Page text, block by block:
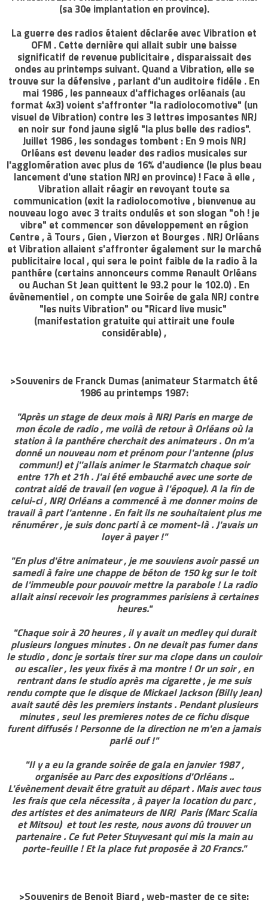
(sa 30e implantation en province).
La guerre des radios étaient déclarée avec Vibration et
OFM . Cette dernière qui allait subir une baisse
significatif de revenue publicitaire , disparaissait des
ondes au printemps suivant. Quand a Vibration, elle se
trouve sur la défensive , parlant d'un auditoire fidéle . En
mai 1986 , les panneaux d'affichages orléanais (au
format 4x3) voient s'affronter "la radiolocomotive" (un
visuel de Vibration) contre les 3 lettres imposantes NRJ
en noir sur fond jaune siglé "la plus belle des radios".
Juillet 1986 , les sondages tombent : En 9 mois NRJ
Orléans est devenu leader des radios musicales sur
l'agglomération avec plus de 16% d'audience (le plus beau
lancement d'une station NRJ en province) ! Face à elle ,
Vibration allait réagir en revoyant toute sa
communication (exit la radiolocomotive , bienvenue au
nouveau logo avec 3 traits ondulés et son slogan "oh ! je
vibre" et commencer son développement en région
Centre , à Tours , Gien , Vierzon et Bourges . NRJ Orléans
et Vibration allaient s'affronter également sur le marché
publicitaire local , qui sera le point faible de la radio à la
panthére (certains annonceurs comme Renault Orléans
ou Auchan St Jean quittent le 93.2 pour le 102.0) . En
évènementiel , on compte une Soirée de gala NRJ contre
"les nuits Vibration" ou "Ricard live music"
(manifestation gratuite qui attirait une foule
considérable) ,
>Souvenirs de Franck Dumas (animateur Starmatch été
1986 au printemps 1987:
"Après un stage de deux mois à NRJ Paris en marge de
mon école de radio , me voilà de retour à Orléans où la
station à la panthére cherchait des animateurs . On m'a
donné un nouveau nom et prénom pour l'antenne (plus
commun!) et j''allais animer le Starmatch chaque soir
entre 17h et 21h . J'ai été embauché avec une sorte de
contrat aidé de travail (en vogue à l'époque). A la fin de
celui-ci , NRJ Orléans a commencé à me donner moins de
travail à part l'antenne . En fait ils ne souhaitaient plus me
rénumérer , je suis donc parti à ce moment-là . J'avais un
loyer à payer !"
"En plus d'étre animateur , je me souviens avoir passé un
samedi à faire une chappe de béton de 150 kg sur le toit
de l'immeuble pour pouvoir mettre la parabole ! La radio
allait ainsi recevoir les programmes parisiens à certaines
heures."
"Chaque soir à 20 heures , il y avait un medley qui durait
plusieurs longues minutes . On ne devait pas fumer dans
le studio , donc je sortais tirer sur ma clope dans un couloir
ou escalier , les yeux fixés à ma montre ! Or un soir , en
rentrant dans le studio après ma cigarette , je me suis
rendu compte que le disque de Mickael Jackson (Billy Jean)
avait sauté dès les premiers instants . Pendant plusieurs
minutes , seul les premieres notes de ce fichu disque
furent diffusés ! Personne de la direction ne m'en a jamais
parlé ouf !"
"Il y a eu la grande soirée de gala en janvier 1987 ,
organisée au Parc des expositions d'Orléans ..
L'évènement devait étre gratuit au départ . Mais avec tous
les frais que cela nécessita , à payer la location du parc ,
des artistes et des animateurs de NRJ Paris (Marc Scalia
et Mitsou) et tout les reste, nous avons dû trouver un
partenaire . Ce fut Peter Stuyvesant qui mis la main au
porte-feuille ! Et la place fut proposée à 20 Francs."
>Souvenirs de Benoit Biard , web-master de ce site: